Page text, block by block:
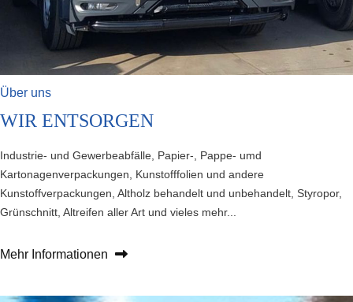
Über uns
WIR ENTSORGEN
Industrie- und Gewerbeabfälle, Papier-, Pappe- umd
Kartonagenverpackungen, Kunstofffolien und andere
Kunstoffverpackungen, Altholz behandelt und unbehandelt, Styropor,
Grünschnitt, Altreifen aller Art und vieles mehr...
Mehr Informationen